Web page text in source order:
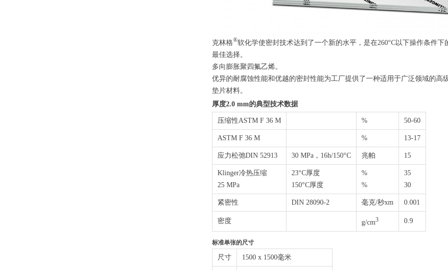
克林格®软化学使密封技术达到了一个新的水平，是在260°C以下操作条件下
最佳选择。
多向膨胀聚四氟乙烯。
优异的耐腐蚀性能和优越的密封性能为工厂提供了一种适用于广泛领域的高
垫片材料。
厚度2.0 mm的典型技术数据
压缩性ASTM F 36 M % 50-60
ASTM F 36 M % 13-17
应力松弛DIN 52913 30 MPa，16h/150°C 兆帕 15
Klinger冷热压缩
25 MPa
23°C厚度
150°C厚度
%
%
35
30
紧密性 DIN 28090-2 毫克/秒xm 0.001
密度 g/cm3 0.9
标准单张的尺寸
尺寸 1500 x 1500毫米